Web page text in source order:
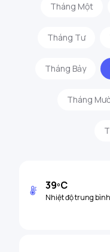
Tháng Một
Tháng Tư
Tháng Bảy
Tháng
39ºC
Nhiệt độ trung